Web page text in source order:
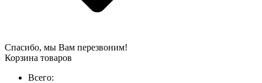
Спасибо, мы Вам перезвоним!
Корзина товаров
Всего: